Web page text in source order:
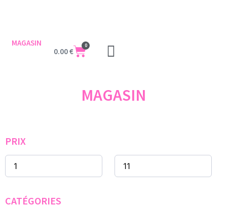
MAGASIN
0.00€
0
MAGASIN
PRIX
CATÉGORIES